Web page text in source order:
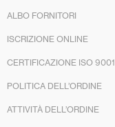
ALBO FORNITORI
ISCRIZIONE ONLINE
CERTIFICAZIONE ISO 9001
POLITICA DELL’ORDINE
ATTIVITÀ DELL’ORDINE